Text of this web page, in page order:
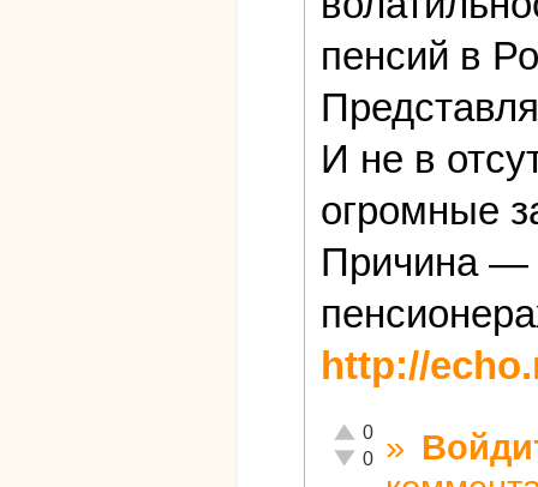
пенсий в
И не в
огромные
Причина —
http://
Отлично!
0
Неадекватно!
0 »